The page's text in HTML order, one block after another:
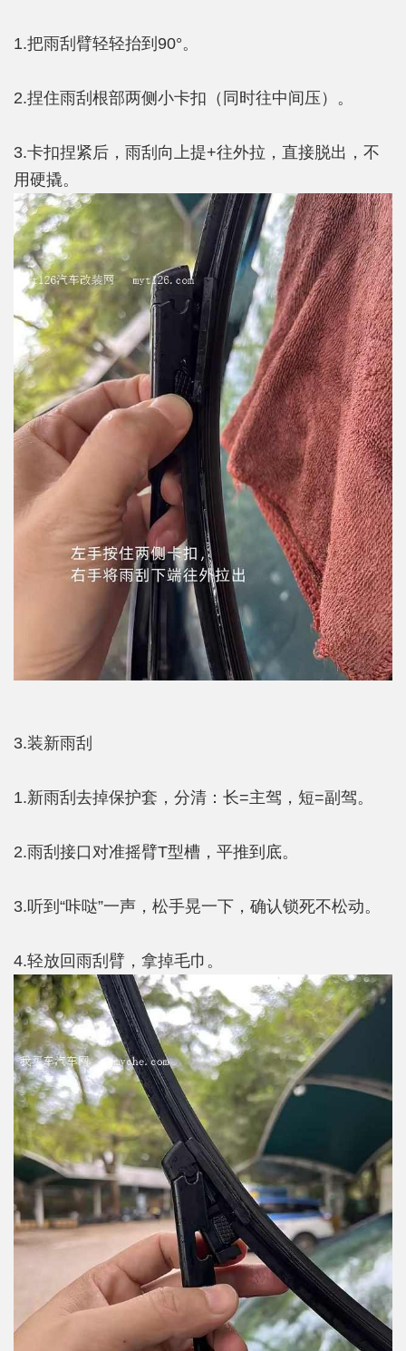
1.把雨刮臂轻轻抬到90°。
2.捏住雨刮根部两侧小卡扣（同时往中间压）。
3.卡扣捏紧后，雨刮向上提+往外拉，直接脱出，不
用硬撬。
3.装新雨刮
1.新雨刮去掉保护套，分清：长=主驾，短=副驾。
2.雨刮接口对准摇臂T型槽，平推到底。
3.听到“咔哒”一声，松手晃一下，确认锁死不松动。
4.轻放回雨刮臂，拿掉毛巾。